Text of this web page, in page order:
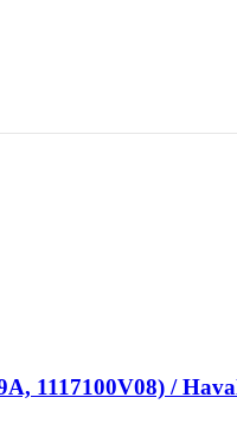
/ Haval